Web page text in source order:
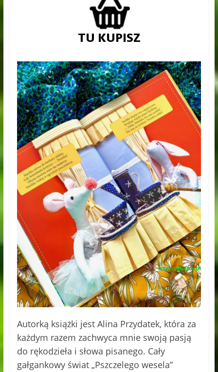
Autorką książki jest Alina Przydatek, która za
każdym razem zachwyca mnie swoją pasją
do rękodzieła i słowa pisanego. Cały
gałgankowy świat „Pszczelego wesela”